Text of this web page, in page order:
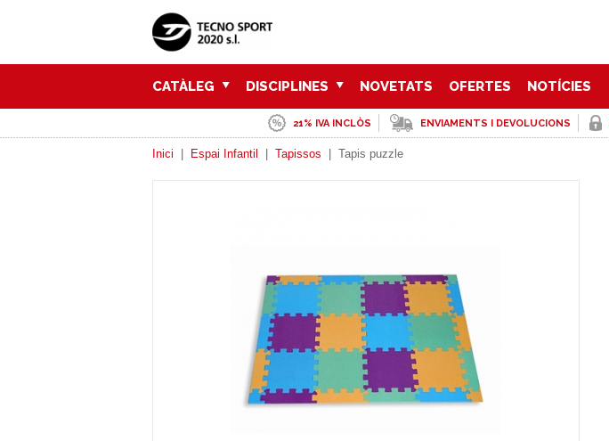
CATÀLEG DISCIPLINES NOVETATS OFERTES NOTÍCIES
21% IVA INCLÒS ENVIAMENTS I DEVOLUCIONS
Inici Espai Infantil Tapissos Tapis puzzle